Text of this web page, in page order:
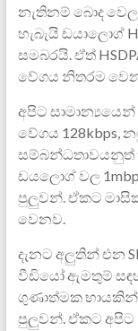
නැතිනම් බොද
හැබැයි ඩයාලොග්
සමබරයි. ඒත්
වේගය නිතරම
අපිට
‍වේගය 128kbps,
සම්බන්ධතාවයනුත්
ඩයලොග් වල
පුලුවන්. ඒක‍ට
වෙනව.
දැනට අලුතින් එන
වීඩියෝ ඇමතුම්
ගුණාත්මක
පුලුවන්. ඒකට අපිට